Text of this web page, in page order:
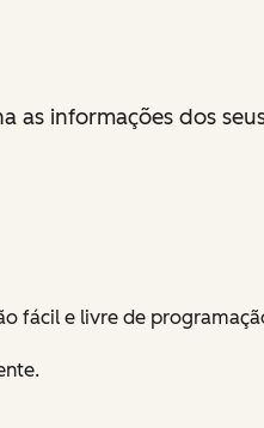
as informações dos
fácil e livre de